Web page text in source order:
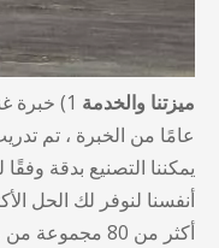
ميزتنا والخدمة
عامًا من الخبرة ، تم
يمكننا التصنيع بدقة
أكثر من 80